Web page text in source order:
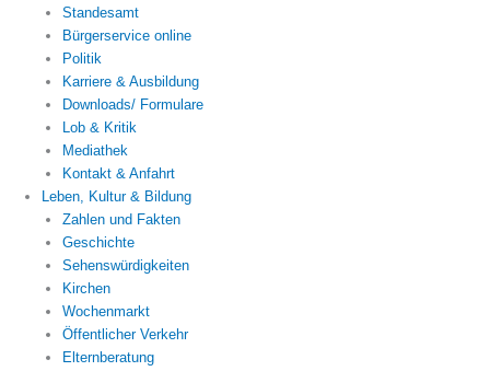
Standesamt
Bürgerservice online
Politik
Karriere & Ausbildung
Downloads/ Formulare
Lob & Kritik
Mediathek
Kontakt & Anfahrt
Leben, Kultur & Bildung
Zahlen und Fakten
Geschichte
Sehenswürdigkeiten
Kirchen
Wochenmarkt
Öffentlicher Verkehr
Elternberatung